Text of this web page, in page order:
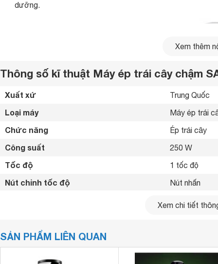
dưỡng.
Xem thêm
Thông số kĩ thuật Máy ép trái cây chậm
Xuất xứ Trung Quốc
Loại máy Máy ép trái
Chức năng Ép trái cây
Công suất 250 W
Tốc độ 1 tốc độ
Nút chỉnh tốc độ Nút nhấn
Hoạt động
Dễ dàng vệ
Chất liệu màng lọc Thép không
Xem chi tiết
SẢN PHẨM LIÊN QUAN